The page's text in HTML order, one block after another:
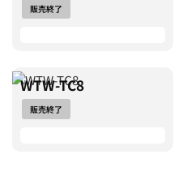
販売終了
WTW-TC8
販売終了